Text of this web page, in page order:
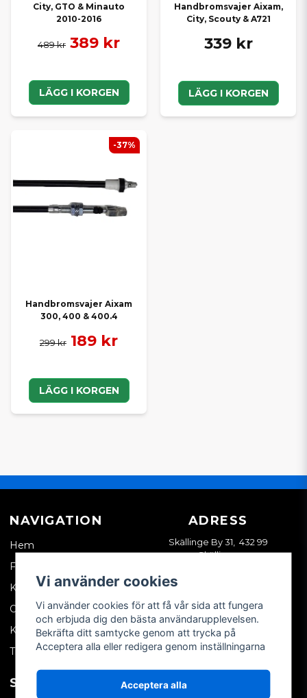
City, GTO & Minauto
2010-2016
489 kr 389 kr
LÄGG I KORGEN
Handbromsvajer Aixam,
City, Scouty & A721
339 kr
LÄGG I KORGEN
Handbromsvajer Aixam
300, 400 & 400.4
299 kr 189 kr
LÄGG I KORGEN
-37%
NAVIGATION
Hem
Företagskund
Kontakta oss
Om oss
Köpvillkor
Tips & trix
ADRESS
Skällinge By 31, 432 99
Skällinge
SOCIALA MEDIER MITT KONTO
Vi använder cookies
Vi använder cookies för att få vår sida att fungera
och erbjuda dig den bästa användarupplevelsen.
Bekräfta ditt samtycke genom att trycka på
Acceptera alla eller redigera genom inställningarna
Acceptera alla